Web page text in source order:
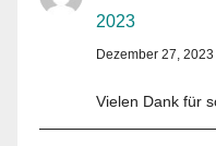
2023
Dezember 27, 2023
Vielen Dank für